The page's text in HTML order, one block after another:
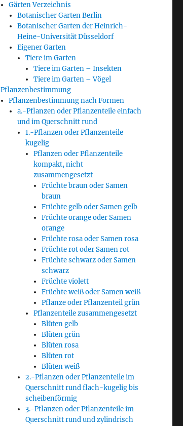
Gärten Verzeichnis
Botanischer Garten Berlin
Botanischer Garten der Heinrich-
Heine-Universität Düsseldorf
Eigener Garten
Tiere im Garten
Tiere im Garten – Insekten
Tiere im Garten – Vögel
Pflanzenbestimmung
Pflanzenbestimmung nach Formen
a.-Pflanzen oder Pflanzenteile einfach
und im Querschnitt rund
1.-Pflanzen oder Pflanzenteile
kugelig
Pflanzen oder Pflanzenteile
kompakt, nicht
zusammengesetzt
Früchte braun oder Samen
braun
Früchte gelb oder Samen gelb
Früchte orange oder Samen
orange
Früchte rosa oder Samen rosa
Früchte rot oder Samen rot
Früchte schwarz oder Samen
schwarz
Früchte violett
Früchte weiß oder Samen weiß
Pflanze oder Pflanzenteil grün
Pflanzenteile zusammengesetzt
Blüten gelb
Blüten grün
Blüten rosa
Blüten rot
Blüten weiß
2.-Pflanzen oder Pflanzenteile im
Querschnitt rund flach-kugelig bis
scheibenförmig
3.-Pflanzen oder Pflanzenteile im
Querschnitt rund und zylindrisch